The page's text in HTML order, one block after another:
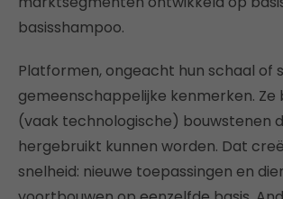
basisshampoo.
Platformen, ongeacht hun schaal of
gemeenschappelijke kenmerken. Ze
(vaak technologische) bouwstenen
hergebruikt kunnen worden. Dat
snelheid: nieuwe toepassingen en